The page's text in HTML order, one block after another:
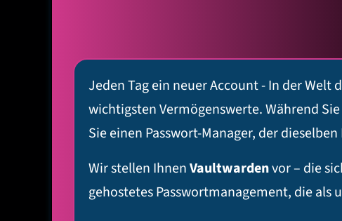
Jeden Tag ein neuer Account - In der
wichtigsten Vermögenswerte. Während
Sie einen Passwort-Manager, der
Wir stellen IhnenVaultwardenvor – die
gehostetes Passwortmanagement, die